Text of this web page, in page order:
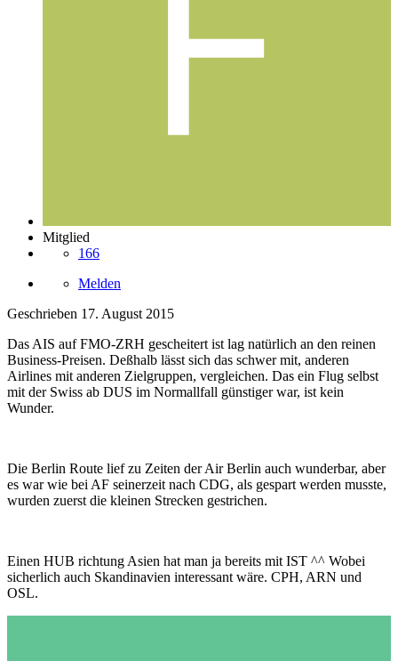
Mitglied
166
Melden
Geschrieben 17. August 2015
Das AIS auf FMO-ZRH gescheitert ist lag natürlich an den reinen
Business-Preisen. Deßhalb lässt sich das schwer mit, anderen
Airlines mit anderen Zielgruppen, vergleichen. Das ein Flug selbst
mit der Swiss ab DUS im Normallfall günstiger war, ist kein
Wunder.
Die Berlin Route lief zu Zeiten der Air Berlin auch wunderbar, aber
es war wie bei AF seinerzeit nach CDG, als gespart werden musste,
wurden zuerst die kleinen Strecken gestrichen.
Einen HUB richtung Asien hat man ja bereits mit IST ^^ Wobei
sicherlich auch Skandinavien interessant wäre. CPH, ARN und
OSL.